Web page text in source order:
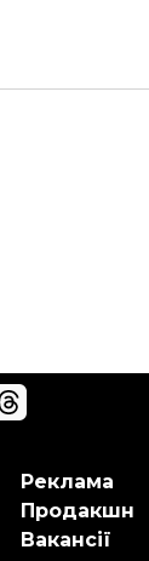
Реклама
Продакшн
Вакансії